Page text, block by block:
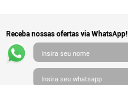
Receba nossas ofertas via WhatsApp!